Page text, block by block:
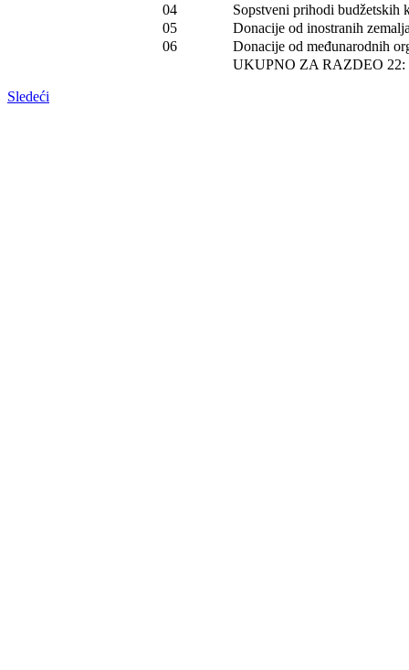
04
Sopstveni prihodi budžetskih
05
Donacije od inostranih
06
Donacije od međunarodnih
UKUPNO ZA RAZDEO 22:
Sledeći